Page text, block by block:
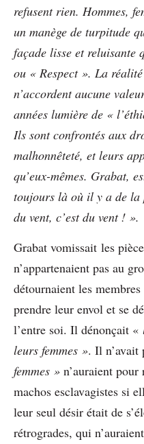
refusent rien. Hommes,
un manège de turpitude
façade lisse et reluisante
ou « Respect ». La
n’accordent aucune
années lumière de «
Ils sont confrontés aux
malhonnêteté, et leurs
qu’eux-mêmes. Grabat,
toujours là où il y a de la
du vent, c’est du vent ! ».
Grabat vomissait les
n’appartenaient pas au
détournaient les
prendre leur envol et se
l’entre soi. Il dénonçait «
leurs femmes ». Il n’avait
femmes » n’auraient pour
machos esclavagistes si
leur seul désir était de
rétrogrades, qui